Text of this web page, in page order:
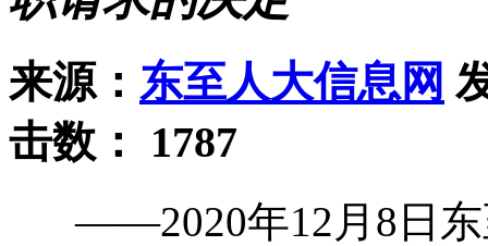
来源： 东至人大信息网
击数： 1787
——2020年12月8日东